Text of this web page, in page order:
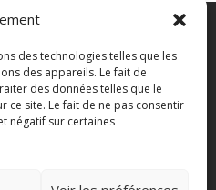
des technologies telles que les
des appareils. Le fait de
des données telles que le
ce site. Le fait de ne pas consentir
négatif sur certaines
numérique